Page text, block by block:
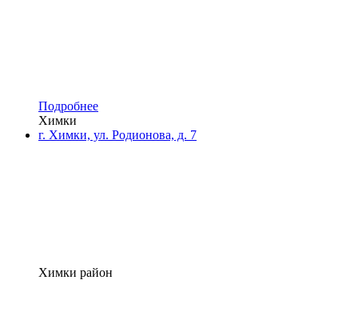
Подробнее
Химки
г. Химки, ул. Родионова, д. 7
Химки район